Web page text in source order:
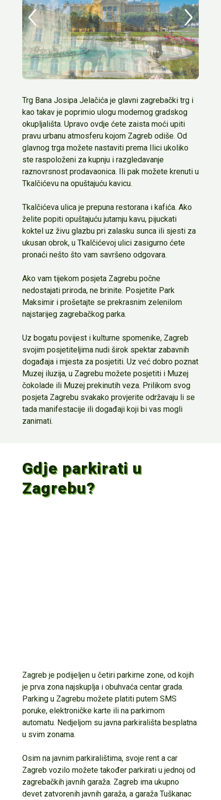
Trg Bana Josipa Jelačića je glavni zagrebački trg i
kao takav je poprimio ulogu modernog gradskog
okupljališta. Upravo ovdje ćete zaista moći upiti
pravu urbanu atmosferu kojom Zagreb odiše. Od
glavnog trga možete nastaviti prema Ilici ukoliko
ste raspoloženi za kupnju i razgledavanje
raznovrsnost prodavaonica. Ili pak možete krenuti u
Tkalčićevu na opuštajuću kavicu.
Tkalčićeva ulica je prepuna restorana i kafića. Ako
želite popiti opuštajuću jutarnju kavu, pijuckati
koktel uz živu glazbu pri zalasku sunca ili sjesti za
ukusan obrok, u Tkalčićevoj ulici zasigurno ćete
pronaći nešto što vam savršeno odgovara.
Ako vam tijekom posjeta Zagrebu počne
nedostajati priroda, ne brinite. Posjetite Park
Maksimir i prošetajte se prekrasnim zelenilom
najstarijeg zagrebačkog parka.
Uz bogatu povijest i kulturne spomenike, Zagreb
svojim posjetiteljima nudi širok spektar zabavnih
događaja i mjesta za posjetiti. Uz već dobro poznat
Muzej iluzija, u Zagrebu možete posjetiti i Muzej
čokolade ili Muzej prekinutih veza. Prilikom svog
posjeta Zagrebu svakako provjerite održavaju li se
tada manifestacije ili događaji koji bi vas mogli
zanimati.
Gdje parkirati u
Zagrebu?
Zagreb je podijeljen u četiri parkirne zone, od kojih
je prva zona najskuplja i obuhvaća centar grada.
Parking u Zagrebu možete platiti putem SMS
poruke, elektroničke karte ili na parkirnom
automatu. Nedjeljom su javna parkirališta besplatna
u svim zonama.
Osim na javnim parkiralištima, svoje rent a car
Zagreb vozilo možete također parkirati u jednoj od
zagrebačkih javnih garaža. Zagreb ima ukupno
devet zatvorenih javnih garaža, a garaža Tuškanac